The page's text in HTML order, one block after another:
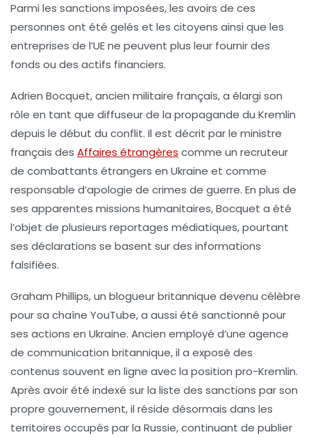
Parmi les sanctions imposées, les avoirs de ces
personnes ont été gelés et les citoyens ainsi que les
entreprises de l’UE ne peuvent plus leur fournir des
fonds ou des actifs financiers.
Adrien Bocquet, ancien militaire français, a élargi son
rôle en tant que diffuseur de la propagande du Kremlin
depuis le début du conflit. Il est décrit par le ministre
français des Affaires étrangères comme un recruteur
de combattants étrangers en Ukraine et comme
responsable d’apologie de crimes de guerre. En plus de
ses apparentes missions humanitaires, Bocquet a été
l’objet de plusieurs reportages médiatiques, pourtant
ses déclarations se basent sur des informations
falsifiées.
Graham Phillips, un blogueur britannique devenu célèbre
pour sa chaîne YouTube, a aussi été sanctionné pour
ses actions en Ukraine. Ancien employé d’une agence
de communication britannique, il a exposé des
contenus souvent en ligne avec la position pro-Kremlin.
Après avoir été indexé sur la liste des sanctions par son
propre gouvernement, il réside désormais dans les
territoires occupés par la Russie, continuant de publier